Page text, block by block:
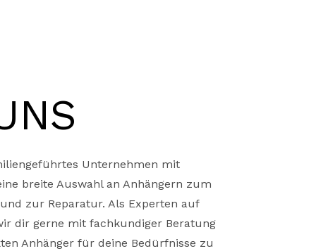
Unternehmen mit
breite Auswahl an Anhängern zum
zur Reparatur. Als Experten auf
dir gerne mit fachkundiger Beratung
Anhänger für deine Bedürfnisse zu